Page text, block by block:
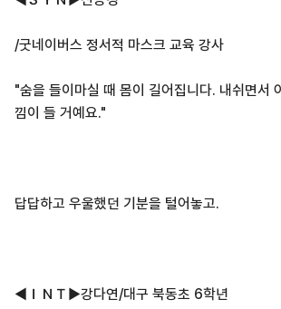
/굿네이버스 정서적 마스크 교육 강사
"숨을 들이마실 때 몸이 길어집니다. 내쉬면서
낌이 들 거예요."
답답하고 우울했던 기분을 털어놓고.
◀ＩＮＴ▶강다연/대구 북동초 6학년